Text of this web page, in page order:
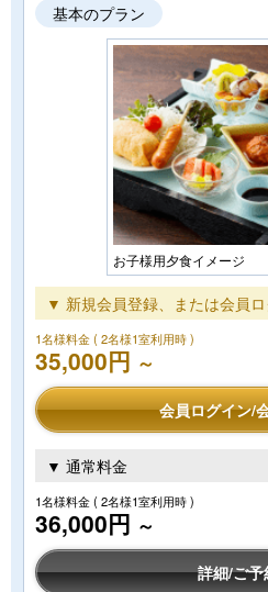
基本のプラン
お子様用夕食イメージ
▼ 新規会員登録、または会員
1名様料金( 2名様1室利用時 )
35,000円 ～
会員ログイン/
▼ 通常料金
1名様料金( 2名様1室利用時 )
36,000円 ～
詳細/ご予